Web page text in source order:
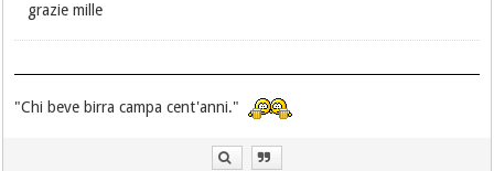
grazie mille
"Chi beve birra campa cent'anni."